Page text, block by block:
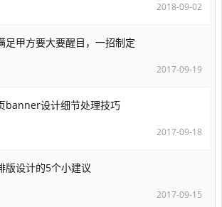
2018-09-02
足甲方要大要醒目，一招制定
2017-09-19
banner设计细节处理技巧
2017-09-18
版设计的5个小建议
2017-09-15